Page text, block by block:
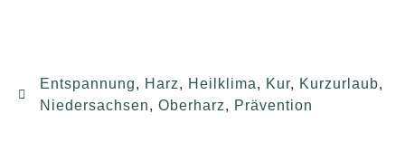
Entspannung, Harz, Heilklima, Kur, Kurzurlaub,
Niedersachsen, Oberharz, Prävention